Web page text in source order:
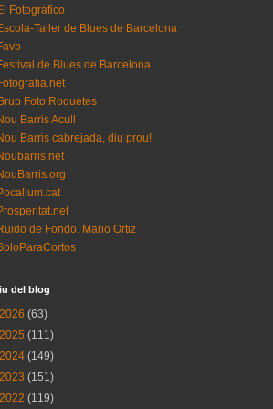
Fotográfico
Taller de Blues de Barcelona
de Blues de Barcelona
Foto Roquetes
Barris Acull
Barris cabrejada, diu prou!
de Fondo. Mario Ortiz
del blog
2026 (63)
2025 (111)
2024 (149)
2023 (151)
2022 (119)